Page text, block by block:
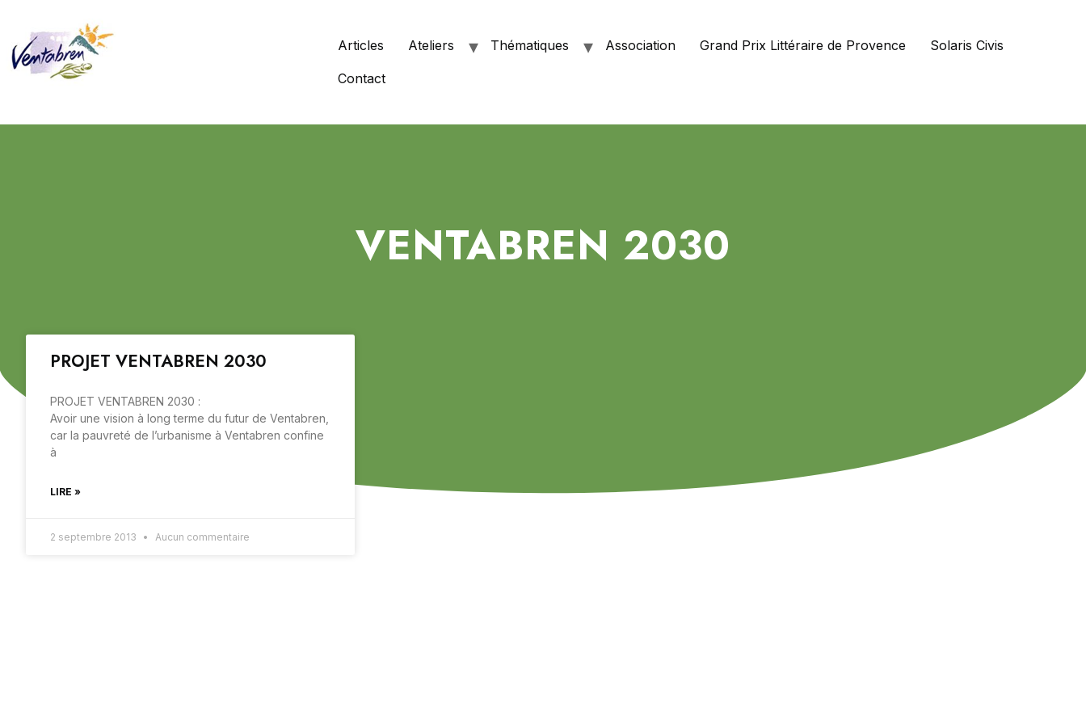
Articles Ateliers Thématiques Association Grand Prix Littéraire de Provence Solaris Civis
Contact
VENTABREN 2030
PROJET VENTABREN 2030
PROJET VENTABREN 2030 :
Avoir une vision à long terme du futur de Ventabren,
car la pauvreté de l’urbanisme à Ventabren confine
à
LIRE »
2 septembre 2013 Aucun commentaire